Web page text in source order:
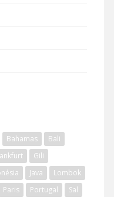
Bahamas
Bali
Gili
Java
Lombok
Paris Portugal
Sal